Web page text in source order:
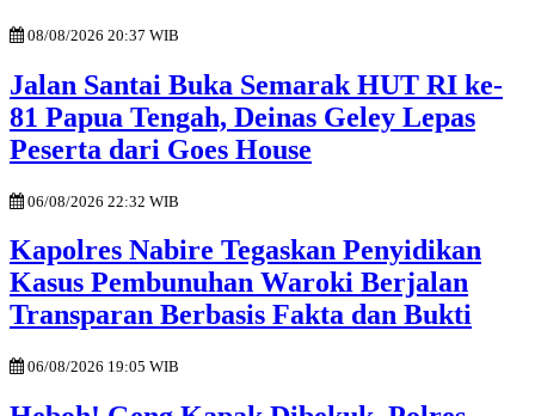
08/08/2026 20:37 WIB
Jalan Santai Buka Semarak HUT RI ke-
81 Papua Tengah, Deinas Geley Lepas
Peserta dari Goes House
06/08/2026 22:32 WIB
Kapolres Nabire Tegaskan Penyidikan
Kasus Pembunuhan Waroki Berjalan
Transparan Berbasis Fakta dan Bukti
06/08/2026 19:05 WIB